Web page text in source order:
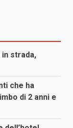
in strada,
che ha
di 2 anni e